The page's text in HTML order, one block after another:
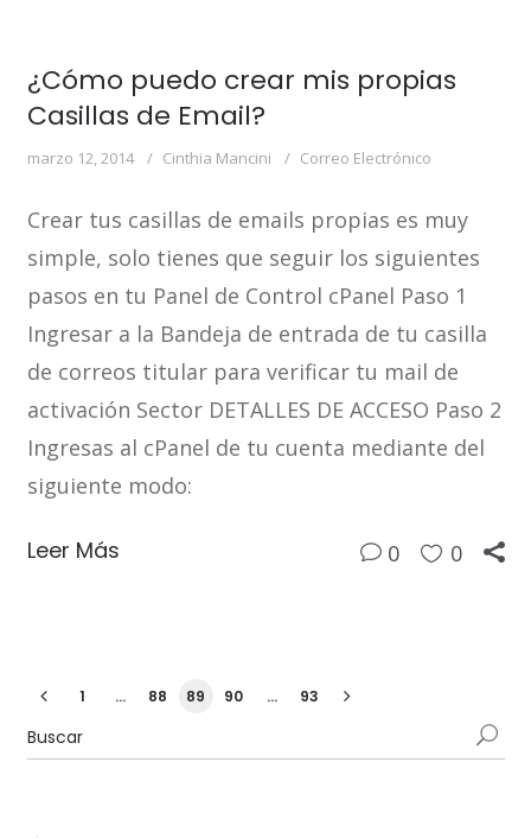
¿Cómo puedo crear mis propias
Casillas de Email?
marzo 12, 2014 Cinthia Mancini Correo Electrónico
Crear tus casillas de emails propias es muy
simple, solo tienes que seguir los siguientes
pasos en tu Panel de Control cPanel Paso 1
Ingresar a la Bandeja de entrada de tu casilla
de correos titular para verificar tu mail de
activación Sector DETALLES DE ACCESO Paso 2
Ingresas al cPanel de tu cuenta mediante del
siguiente modo:
Leer Más 0 0
1 … 88 89 90 … 93